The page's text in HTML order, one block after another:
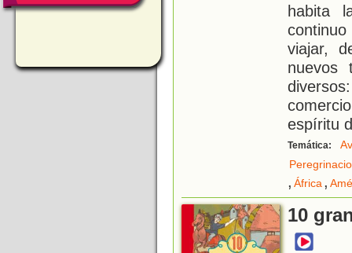
habita
viajar,
nuevos
espíritu
Temática:
, África,
10